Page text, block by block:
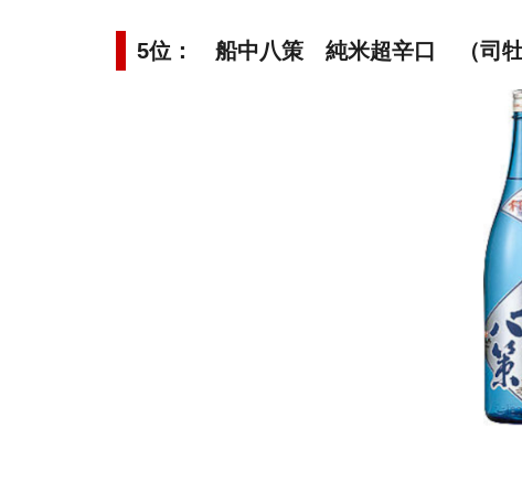
5位： 船中八策 純米超辛口 （司牡